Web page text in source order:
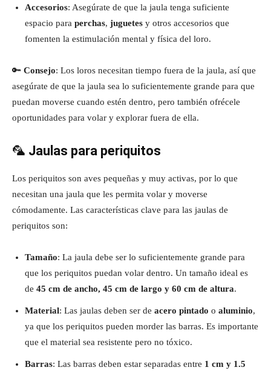
Accesorios: Asegúrate de que la jaula tenga suficiente
espacio para perchas, juguetes y otros accesorios que
fomenten la estimulación mental y física del loro.
🔑 Consejo: Los loros necesitan tiempo fuera de la jaula, así que
asegúrate de que la jaula sea lo suficientemente grande para que
puedan moverse cuando estén dentro, pero también ofrécele
oportunidades para volar y explorar fuera de ella.
🦜 Jaulas para periquitos
Los periquitos son aves pequeñas y muy activas, por lo que
necesitan una jaula que les permita volar y moverse
cómodamente. Las características clave para las jaulas de
periquitos son:
Tamaño: La jaula debe ser lo suficientemente grande para
que los periquitos puedan volar dentro. Un tamaño ideal es
de 45 cm de ancho, 45 cm de largo y 60 cm de altura.
Material: Las jaulas deben ser de acero pintado o aluminio,
ya que los periquitos pueden morder las barras. Es importante
que el material sea resistente pero no tóxico.
Barras: Las barras deben estar separadas entre 1 cm y 1.5